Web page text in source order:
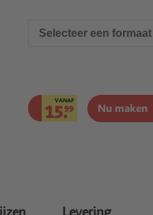
Selecteer een formaat
VANAF
15.99 Nu maken